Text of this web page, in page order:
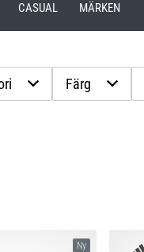
CASUAL MÄRKEN
Färg
Ny